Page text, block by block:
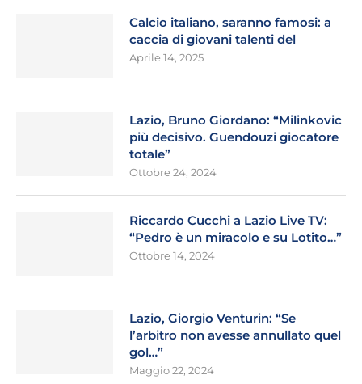
Calcio italiano, saranno famosi: a
caccia di giovani talenti del
Aprile 14, 2025
Lazio, Bruno Giordano: “Milinkovic
più decisivo. Guendouzi giocatore
totale”
Ottobre 24, 2024
Riccardo Cucchi a Lazio Live TV:
“Pedro è un miracolo e su Lotito…”
Ottobre 14, 2024
Lazio, Giorgio Venturin: “Se
l’arbitro non avesse annullato quel
gol…”
Maggio 22, 2024